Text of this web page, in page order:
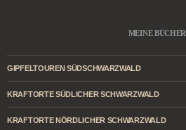
MEINE BÜCHER
GIPFELTOUREN SÜDSCHWARZWALD
KRAFTORTE SÜDLICHER SCHWARZWALD
KRAFTORTE NÖRDLICHER SCHWARZWALD